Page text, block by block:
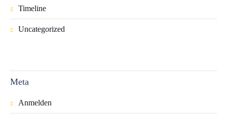
Timeline
Uncategorized
Meta
Anmelden